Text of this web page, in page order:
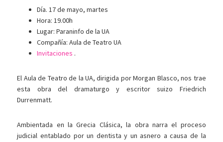
Día. 17 de mayo, martes
Hora: 19.00h
Lugar: Paraninfo de la UA
Compañía: Aula de Teatro UA
Invitaciones .
El Aula de Teatro de la UA, dirigida por Morgan Blasco, nos trae
esta obra del dramaturgo y escritor suizo Friedrich
Durrenmatt.
Ambientada en la Grecia Clásica, la obra narra el proceso
judicial entablado por un dentista y un asnero a causa de la